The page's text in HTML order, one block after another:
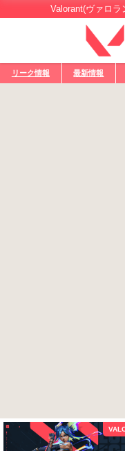
Valorant(ヴァロラ
リーク情報 最新情報